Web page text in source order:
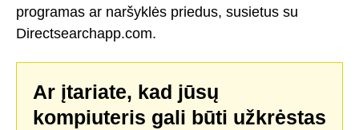
programas ar naršyklės priedus, susietus su
Directsearchapp.com.
Ar įtariate, kad jūsų
kompiuteris gali būti užkrėstas